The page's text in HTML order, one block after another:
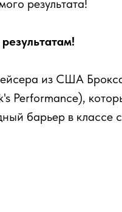
результата!
из США
Performance),
барьер в классе